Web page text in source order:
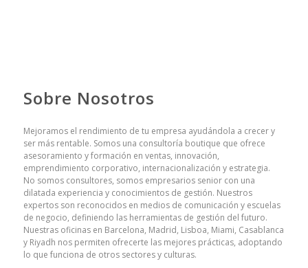
Sobre Nosotros
Mejoramos el rendimiento de tu empresa ayudándola a crecer y
ser más rentable. Somos una consultoría boutique que ofrece
asesoramiento y formación en ventas, innovación,
emprendimiento corporativo, internacionalización y estrategia.
No somos consultores, somos empresarios senior con una
dilatada experiencia y conocimientos de gestión. Nuestros
expertos son reconocidos en medios de comunicación y escuelas
de negocio, definiendo las herramientas de gestión del futuro.
Nuestras oficinas en Barcelona, Madrid, Lisboa, Miami, Casablanca
y Riyadh nos permiten ofrecerte las mejores prácticas, adoptando
lo que funciona de otros sectores y culturas.